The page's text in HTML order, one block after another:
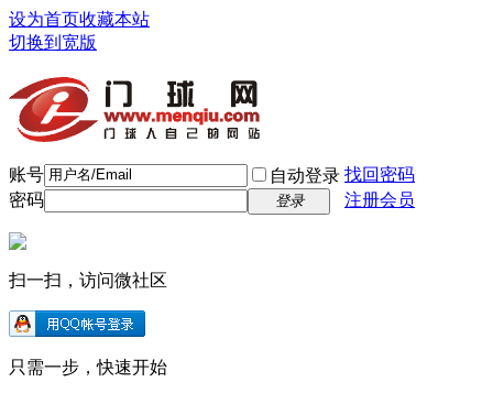
设为首页收藏本站
切换到宽版
账号 自动登录 找回密码
密码
登录 注册会员
扫一扫，访问微社区
只需一步，快速开始